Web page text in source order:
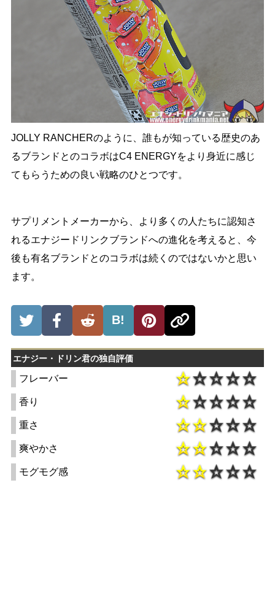
JOLLY RANCHERのように、誰もが知っている歴史のあ
るブランドとのコラボはC4 ENERGYをより身近に感じ
てもらうための良い戦略のひとつです。
サプリメントメーカーから、より多くの人たちに認知さ
れるエナジードリンクブランドへの進化を考えると、今
後も有名ブランドとのコラボは続くのではないかと思い
ます。
B!
エナジー・ドリン君の独自評価
フレーバー
香り
重さ
爽やかさ
モグモグ感